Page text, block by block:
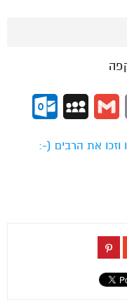
Copy
Gmail
MySpace
וזכו את הרבים (-: